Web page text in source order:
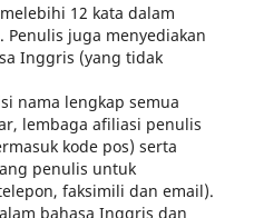
12 kata dalam
Penulis juga menyediakan
Inggris (yang tidak
nama lengkap semua
lembaga afiliasi penulis
kode pos) serta
penulis untuk
faksimili dan email).
bahasa Inggris dan